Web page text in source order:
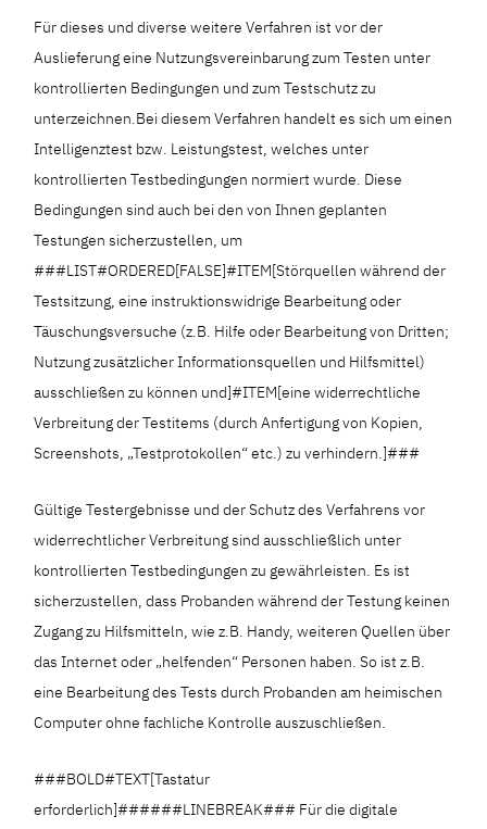
Für dieses und diverse weitere Verfahren ist vor der
Auslieferung eine Nutzungsvereinbarung zum Testen unter
kontrollierten Bedingungen und zum Testschutz zu
unterzeichnen.Bei diesem Verfahren handelt es sich um einen
Intelligenztest bzw. Leistungstest, welches unter
kontrollierten Testbedingungen normiert wurde. Diese
Bedingungen sind auch bei den von Ihnen geplanten
Testungen sicherzustellen, um
###LIST#ORDERED[FALSE]#ITEM[Störquellen während der
Testsitzung, eine instruktionswidrige Bearbeitung oder
Täuschungsversuche (z.B. Hilfe oder Bearbeitung von Dritten;
Nutzung zusätzlicher Informationsquellen und Hilfsmittel)
ausschließen zu können und]#ITEM[eine widerrechtliche
Verbreitung der Testitems (durch Anfertigung von Kopien,
Screenshots, „Testprotokollen“ etc.) zu verhindern.]###
Gültige Testergebnisse und der Schutz des Verfahrens vor
widerrechtlicher Verbreitung sind ausschließlich unter
kontrollierten Testbedingungen zu gewährleisten. Es ist
sicherzustellen, dass Probanden während der Testung keinen
Zugang zu Hilfsmitteln, wie z.B. Handy, weiteren Quellen über
das Internet oder „helfenden“ Personen haben. So ist z.B.
eine Bearbeitung des Tests durch Probanden am heimischen
Computer ohne fachliche Kontrolle auszuschließen.
###BOLD#TEXT[Tastatur
erforderlich]######LINEBREAK### Für die digitale